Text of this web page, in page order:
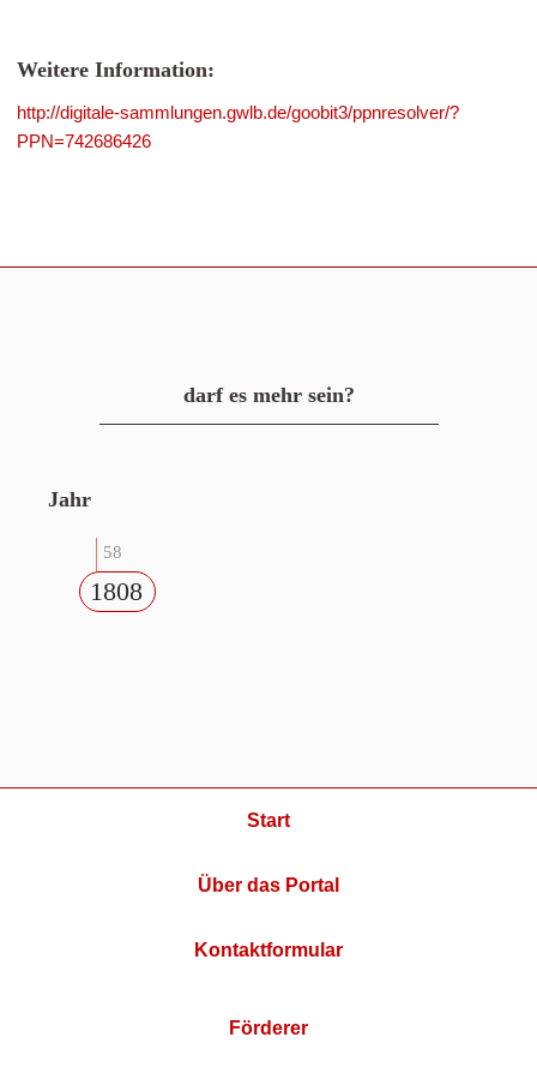
Weitere Information:
http://digitale-sammlungen.gwlb.de/goobit3/ppnresolver/?
PPN=742686426
darf es mehr sein?
Jahr
58
1808
Start
Über das Portal
Kontaktformular
Förderer